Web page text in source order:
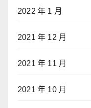
2022 年 1 月
2021 年 12 月
2021 年 11 月
2021 年 10 月